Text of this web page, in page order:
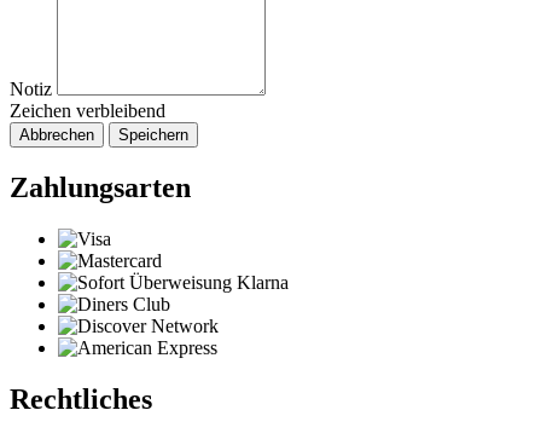
Notiz
Zeichen verbleibend
Abbrechen Speichern
Zahlungsarten
Rechtliches